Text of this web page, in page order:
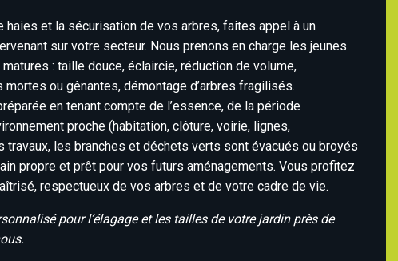
haies et la sécurisation de vos arbres, faites appel à un
sur votre secteur. Nous prenons en charge les jeunes
: taille douce, éclaircie, réduction de volume,
ou gênantes, démontage d’arbres fragilisés.
en tenant compte de l’essence, de la période
proche (habitation, clôture, voirie, lignes,
travaux, les branches et déchets verts sont évacués ou broyés
propre et prêt pour vos futurs aménagements. Vous profitez
respectueux de vos arbres et de votre cadre de vie.
pour l’élagage et les tailles de votre jardin près de